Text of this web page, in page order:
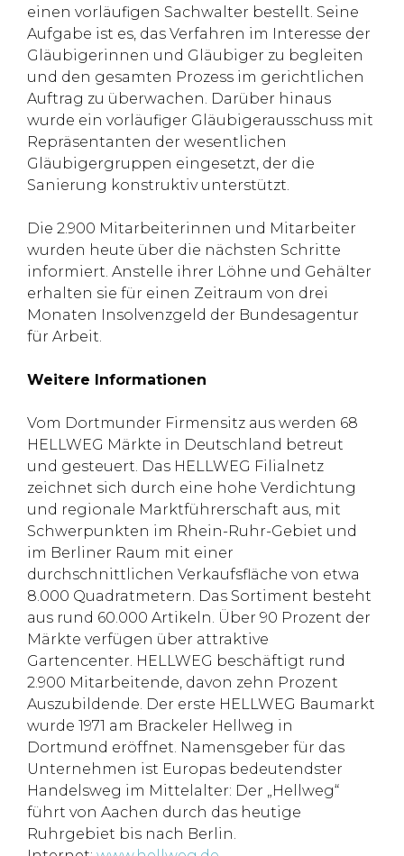
einen vorläufigen Sachwalter bestellt. Seine
Aufgabe ist es, das Verfahren im Interesse der
Gläubigerinnen und Gläubiger zu begleiten
und den gesamten Prozess im gerichtlichen
Auftrag zu überwachen. Darüber hinaus
wurde ein vorläufiger Gläubigerausschuss mit
Repräsentanten der wesentlichen
Gläubigergruppen eingesetzt, der die
Sanierung konstruktiv unterstützt.
Die 2.900 Mitarbeiterinnen und Mitarbeiter
wurden heute über die nächsten Schritte
informiert. Anstelle ihrer Löhne und Gehälter
erhalten sie für einen Zeitraum von drei
Monaten Insolvenzgeld der Bundesagentur
für Arbeit.
Weitere Informationen
Vom Dortmunder Firmensitz aus werden 68
HELLWEG Märkte in Deutschland betreut
und gesteuert. Das HELLWEG Filialnetz
zeichnet sich durch eine hohe Verdichtung
und regionale Marktführerschaft aus, mit
Schwerpunkten im Rhein-Ruhr-Gebiet und
im Berliner Raum mit einer
durchschnittlichen Verkaufsfläche von etwa
8.000 Quadratmetern. Das Sortiment besteht
aus rund 60.000 Artikeln. Über 90 Prozent der
Märkte verfügen über attraktive
Gartencenter. HELLWEG beschäftigt rund
2.900 Mitarbeitende, davon zehn Prozent
Auszubildende. Der erste HELLWEG Baumarkt
wurde 1971 am Brackeler Hellweg in
Dortmund eröffnet. Namensgeber für das
Unternehmen ist Europas bedeutendster
Handelsweg im Mittelalter: Der „Hellweg“
führt von Aachen durch das heutige
Ruhrgebiet bis nach Berlin.